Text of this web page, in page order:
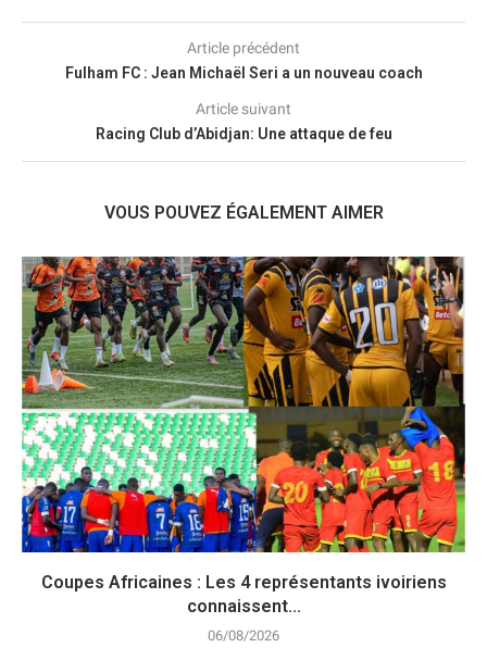
Article précédent
Fulham FC : Jean Michaël Seri a un nouveau coach
Article suivant
Racing Club d’Abidjan: Une attaque de feu
VOUS POUVEZ ÉGALEMENT AIMER
Coupes Africaines : Les 4 représentants ivoiriens
connaissent...
06/08/2026